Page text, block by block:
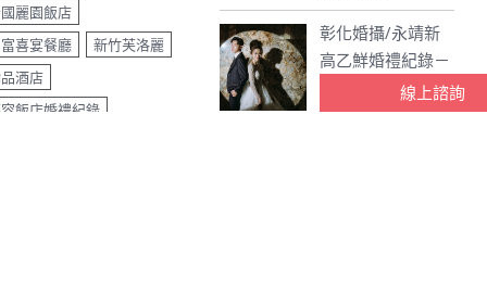
麗園飯店
喜宴餐廳
新竹芙洛麗
酒店
飯店婚禮紀錄
彰化婚攝/永靖新
高乙鮮婚禮紀錄－
2024-04-02
線上諮詢